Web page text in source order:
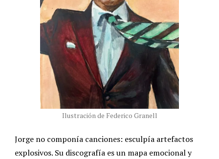
Ilustración de Federico Granell
Jorge no componía canciones: esculpía artefactos
explosivos. Su discografía es un mapa emocional y